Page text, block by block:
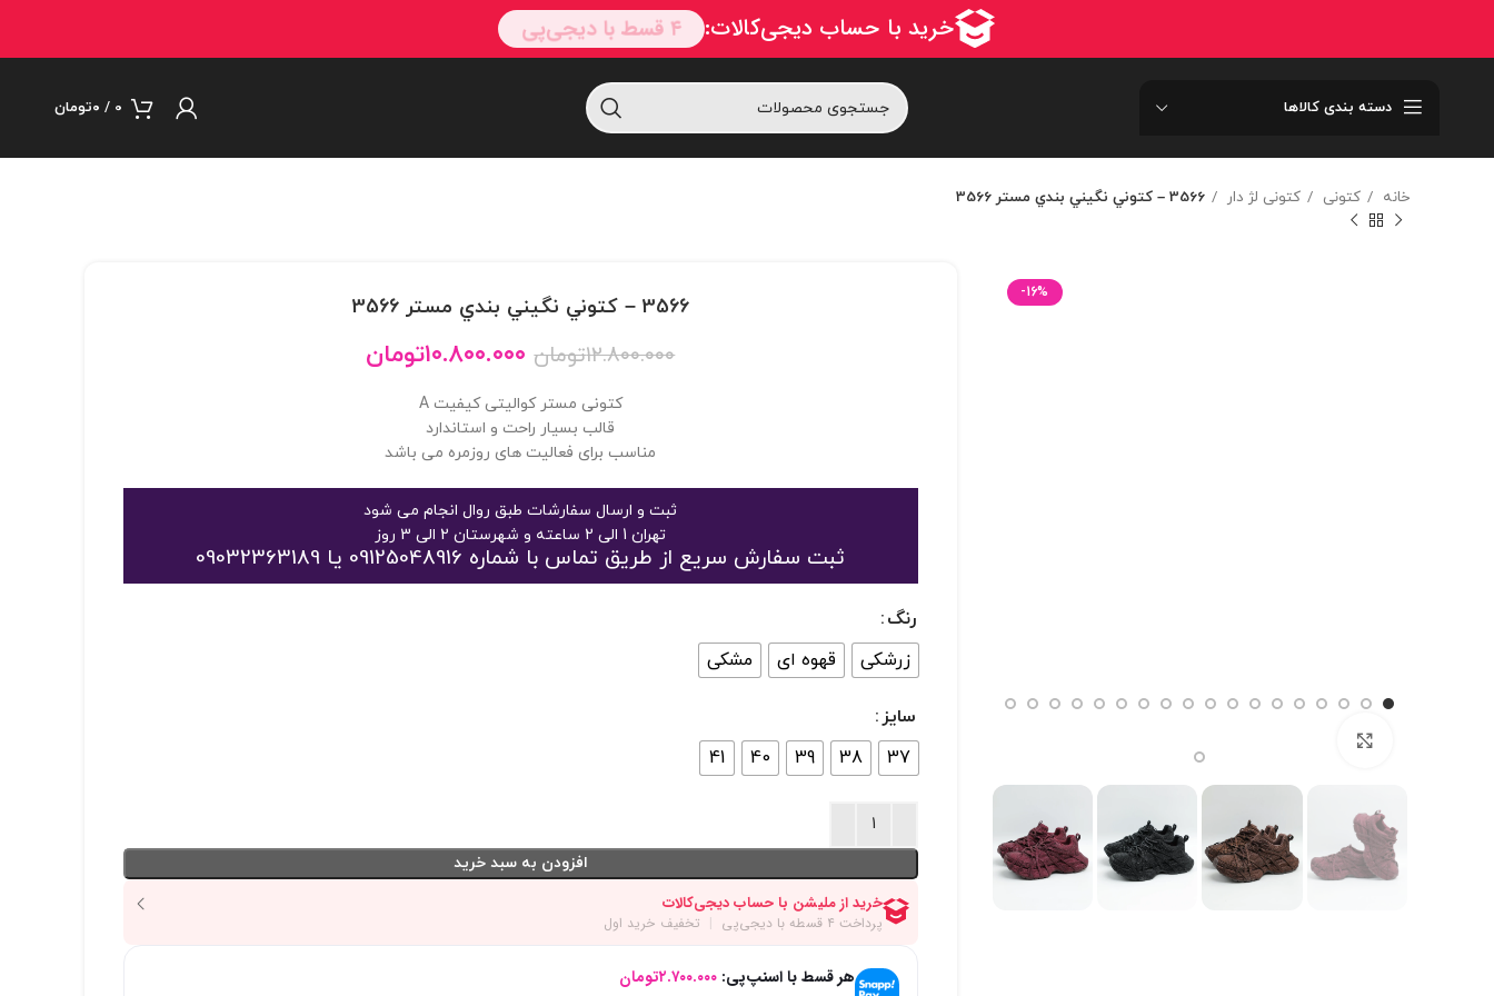
دسته بندی کالاها 0
/ ۰تومان
خانه کتونی کتونی لژ دار 3566 – کتوني نگيني بندي مستر 3566
-16%
3566 – کتوني نگيني بندي مستر 3566
۱۲.۸۰۰.۰۰۰تومان ۱۰.۸۰۰.۰۰۰تومان
کتونی مستر کوالیتی کیفیت A
قالب بسیار راحت و استاندارد
مناسب برای فعالیت های روزمره می باشد
ثبت و ارسال سفارشات طبق روال انجام می شود
تهران 1 الی 2 ساعته و شهرستان 2 الی 3 روز
ثبت سفارش سریع از طریق تماس با شماره 09125048916 یا 09032363189
رنگ
زرشکی
قهوه ای مشکی
سایز
37
38
39
40
41
افزودن به سبد خرید
هر قسط با اسنپ‌پی:۲.۷۰۰.۰۰۰تومان